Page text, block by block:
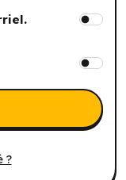
?